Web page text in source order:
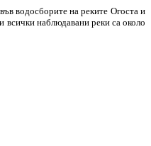
водосборите на реките Огоста и
наблюдавани реки са около